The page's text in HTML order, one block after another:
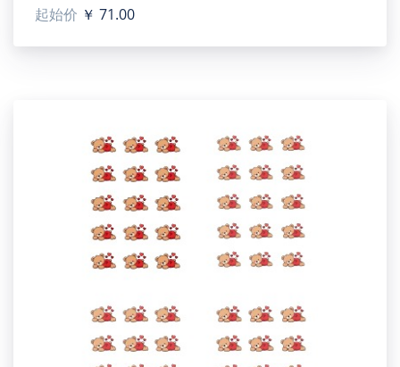
起始价 ￥ 71.00